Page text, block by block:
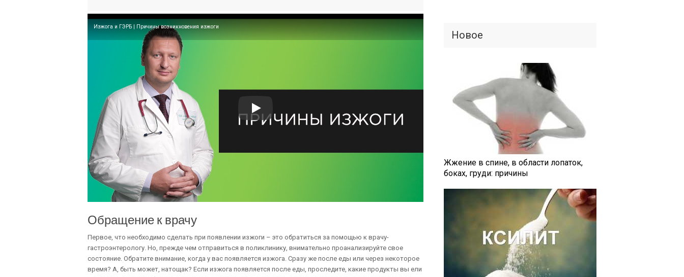
Изжога и ГЭРБ | Причины возникновения изжоги
Обращение к врачу
Первое, что необходимо сделать при появлении изжоги – это обратиться за помощью к врачу-
гастроэнтерологу. Но, прежде чем отправиться в поликлинику, внимательно проанализируйте свое
состояние. Обратите внимание, когда у вас появляется изжога. Сразу же после еды или через некоторое
время? А, быть может, натощак? Если изжога появляется после еды, проследите, какие продукты вы ели
Новое
Жжение в спине, в области лопаток,
боках, груди: причины